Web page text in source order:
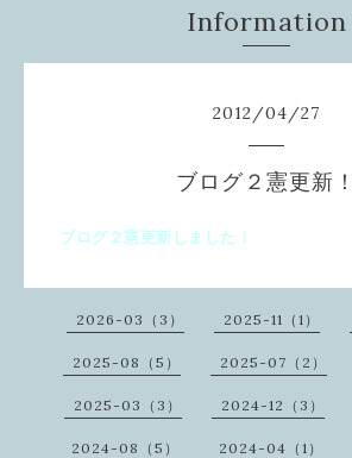
Information
2012/04/27
ブログ２憲更新！
ブログ２憲更新しました！
2026-03（3） 2025-11（1）
2025-08（5） 2025-07（2）
2025-03（3） 2024-12（3）
2024-08（5） 2024-04（1）